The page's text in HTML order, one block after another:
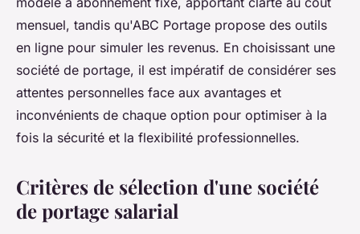
mensuel, tandis qu'ABC Portage propose des outils
en ligne pour simuler les revenus. En choisissant une
société de portage, il est impératif de considérer ses
attentes personnelles face aux avantages et
inconvénients de chaque option pour optimiser à la
fois la sécurité et la flexibilité professionnelles.
Critères de sélection d'une société
de portage salarial